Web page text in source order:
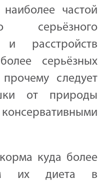
частой
серьёзного
расстройств
серьёзных
следует
от природы
куда более
их диета в